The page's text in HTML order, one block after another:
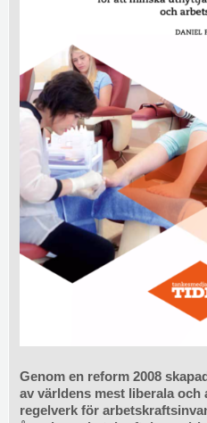
Genom en reform 2008
av världens mest liberala och
regelverk för